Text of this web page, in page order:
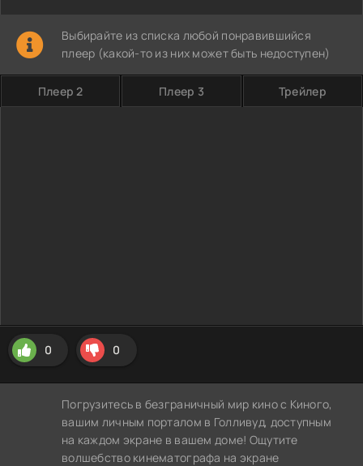
Выбирайте из списка любой понравившийся
плеер (какой-то из них может быть недоступен)
Плеер 2 Плеер 3 Трейлер
0 0
Погрузитесь в безграничный мир кино с Киного,
вашим личным порталом в Голливуд, доступным
на каждом экране в вашем доме! Ощутите
волшебство кинематографа на экране